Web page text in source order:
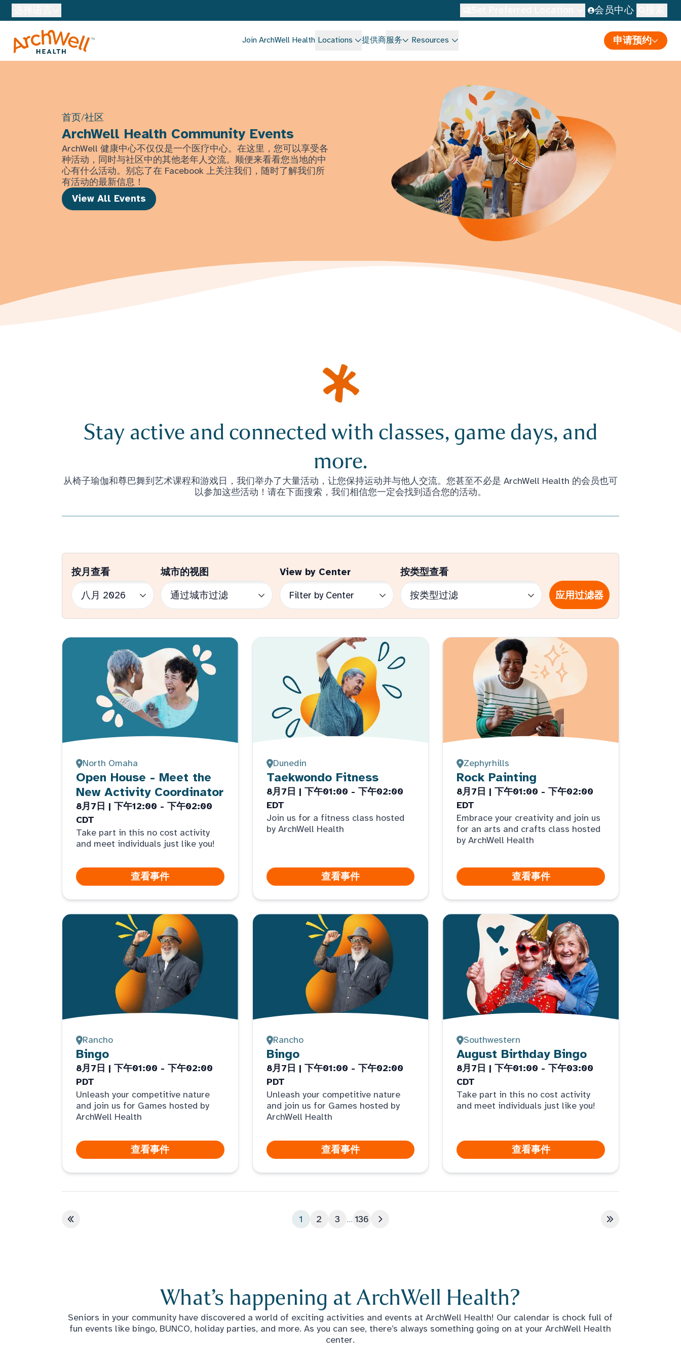
Skip to Main Content 会员中心
Join ArchWell Health Locations 提供商服务 Resources 申请预约
首页/社区
ArchWell Health Community Events
ArchWell 健康中心不仅仅是一个医疗中心。在这里，您可以享受各
种活动，同时与社区中的其他老年人交流。顺便来看看您当地的中
心有什么活动。别忘了在 Facebook 上关注我们，随时了解我们所
有活动的最新信息！
View All Events
Stay active and connected with classes, game days, and
more.
从椅子瑜伽和尊巴舞到艺术课程和游戏日，我们举办了大量活动，让您保持运动并与他人交流。您甚至不必是 ArchWell Health 的会员也可
以参加这些活动！请在下面搜索，我们相信您一定会找到适合您的活动。
按月查看 城市的视图 View by Center
按类型查看
应用过滤器
North Omaha
Open House - Meet the
New Activity Coordinator
8月7日 | 下午12:00 - 下午02:00
CDT
Take part in this no cost activity
and meet individuals just like you!
查看事件
Dunedin
Taekwondo Fitness
8月7日 | 下午01:00 - 下午02:00
EDT
Join us for a fitness class hosted
by ArchWell Health
查看事件
Zephyrhills
Rock Painting
8月7日 | 下午01:00 - 下午02:00
EDT
Embrace your creativity and join us
for an arts and crafts class hosted
by ArchWell Health
查看事件
Rancho
Bingo
8月7日 | 下午01:00 - 下午02:00
PDT
Unleash your competitive nature
and join us for Games hosted by
ArchWell Health
查看事件
Rancho
Bingo
8月7日 | 下午01:00 - 下午02:00
PDT
Unleash your competitive nature
and join us for Games hosted by
ArchWell Health
查看事件
Southwestern
August Birthday Bingo
8月7日 | 下午01:00 - 下午03:00
CDT
Take part in this no cost activity
and meet individuals just like you!
查看事件
第一页 1 2 3 ... 136 下一页 最后一页
What’s happening at ArchWell Health?
Seniors in your community have discovered a world of exciting activities and events at ArchWell Health! Our calendar is chock full of
fun events like bingo, BUNCO, holiday parties, and more. As you can see, there’s always something going on at your ArchWell Health
center.